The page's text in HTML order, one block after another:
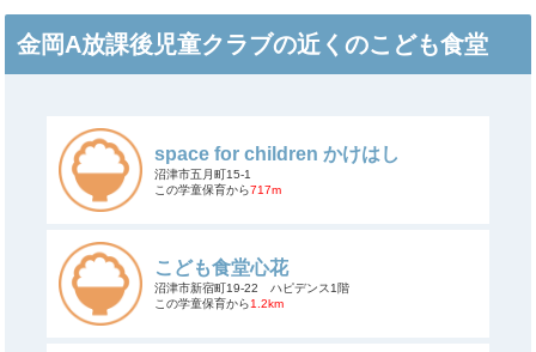
金岡A放課後児童クラブの近くのこども食堂
space for children かけはし
沼津市五月町15-1
この学童保育から717m
こども食堂心花
沼津市新宿町19-22 ハピデンス1階
この学童保育から1.2km